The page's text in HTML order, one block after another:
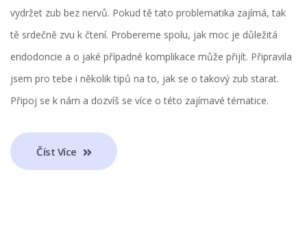
vydržet zub bez nervů. Pokud tě tato problematika zajímá, tak
tě srdečně zvu k čtení. Probereme spolu, jak moc je důležitá
endodoncie a o jaké případné komplikace může přijít. Připravila
jsem pro tebe i několik tipů na to, jak se o takový zub starat.
Připoj se k nám a dozvíš se více o této zajímavé tématice.
Číst Více